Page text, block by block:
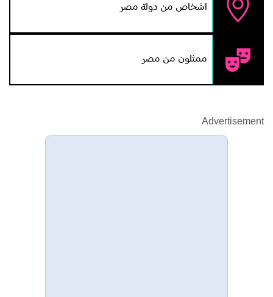
اشخاص من دولة مصر
ممثلون من مصر
Advertisement